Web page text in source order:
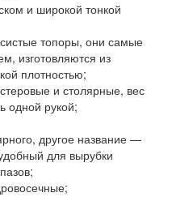
и широкой тонкой
топоры, они самые
изготовляются из
плотностью;
и столярные, вес
одной рукой;
другое название —
для вырубки